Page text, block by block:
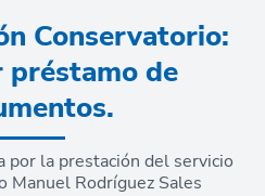
Conservatorio:
préstamo de
la prestación del servicio
Manuel Rodríguez Sales